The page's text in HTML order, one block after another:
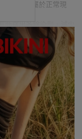
固色劑, 屬於正常現
或產生移染現象。
搭配使用，以防止因
色會因個人電腦螢幕